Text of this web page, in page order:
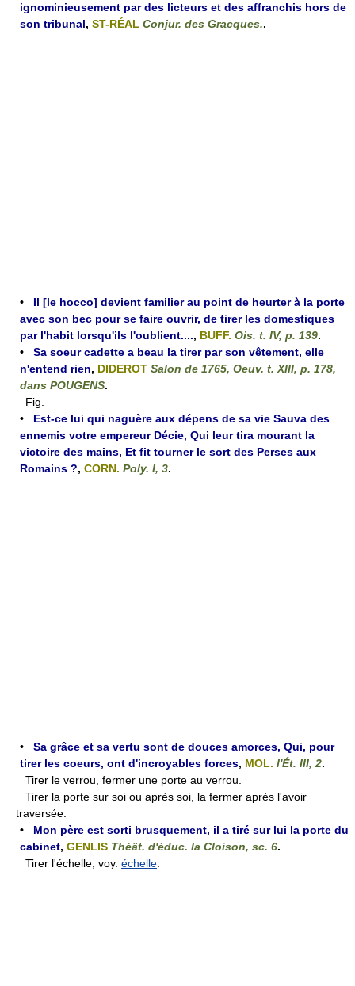
ignominieusement par des licteurs et des affranchis hors de
son tribunal, ST-RÉAL Conjur. des Gracques..
• Il [le hocco] devient familier au point de heurter à la porte
avec son bec pour se faire ouvrir, de tirer les domestiques
par l'habit lorsqu'ils l'oublient...., BUFF. Ois. t. IV, p. 139.
• Sa soeur cadette a beau la tirer par son vêtement, elle
n'entend rien, DIDEROT Salon de 1765, Oeuv. t. XIII, p. 178,
dans POUGENS.
Fig.
• Est-ce lui qui naguère aux dépens de sa vie Sauva des
ennemis votre empereur Décie, Qui leur tira mourant la
victoire des mains, Et fit tourner le sort des Perses aux
Romains ?, CORN. Poly. I, 3.
• Sa grâce et sa vertu sont de douces amorces, Qui, pour
tirer les coeurs, ont d'incroyables forces, MOL. l'Ét. III, 2.
Tirer le verrou, fermer une porte au verrou.
Tirer la porte sur soi ou après soi, la fermer après l'avoir
traversée.
• Mon père est sorti brusquement, il a tiré sur lui la porte du
cabinet, GENLIS Théât. d'éduc. la Cloison, sc. 6.
Tirer l'échelle, voy. échelle